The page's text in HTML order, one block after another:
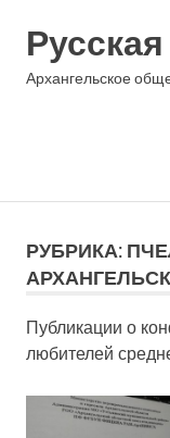
content
Архангельское
РУБРИКА:
Публикации о
любителей